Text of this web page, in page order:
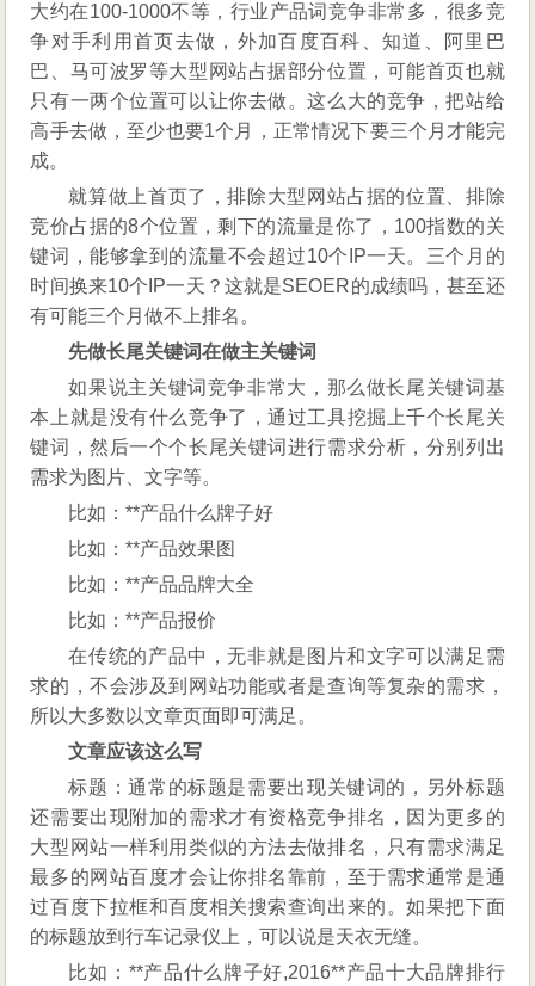
大约在100-1000不等，行业产品词竞争非常多，很多竞
争对手利用首页去做，外加百度百科、知道、阿里巴
巴、马可波罗等大型网站占据部分位置，可能首页也就
只有一两个位置可以让你去做。这么大的竞争，把站给
高手去做，至少也要1个月，正常情况下要三个月才能完
成。
就算做上首页了，排除大型网站占据的位置、排除
竞价占据的8个位置，剩下的流量是你了，100指数的关
键词，能够拿到的流量不会超过10个IP一天。三个月的
时间换来10个IP一天？这就是SEOER的成绩吗，甚至还
有可能三个月做不上排名。
先做长尾关键词在做主关键词
如果说主关键词竞争非常大，那么做长尾关键词基
本上就是没有什么竞争了，通过工具挖掘上千个长尾关
键词，然后一个个长尾关键词进行需求分析，分别列出
需求为图片、文字等。
比如：**产品什么牌子好
比如：**产品效果图
比如：**产品品牌大全
比如：**产品报价
在传统的产品中，无非就是图片和文字可以满足需
求的，不会涉及到网站功能或者是查询等复杂的需求，
所以大多数以文章页面即可满足。
文章应该这么写
标题：通常的标题是需要出现关键词的，另外标题
还需要出现附加的需求才有资格竞争排名，因为更多的
大型网站一样利用类似的方法去做排名，只有需求满足
最多的网站百度才会让你排名靠前，至于需求通常是通
过百度下拉框和百度相关搜索查询出来的。如果把下面
的标题放到行车记录仪上，可以说是天衣无缝。
比如：**产品什么牌子好,2016**产品十大品牌排行